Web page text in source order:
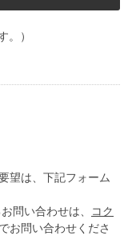
。）
望は、下記フォーム
問い合わせは、
コク
お問い合わせくださ